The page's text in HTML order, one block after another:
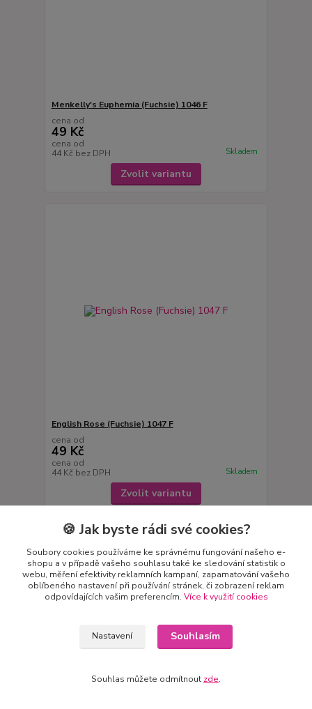
Menkelly's Euphemia (Fuchsie) 1046 F
cena od
49 Kč
cena od
44 Kč bez DPH Skladem
Zvolit variantu
English Rose (Fuchsie) 1047 F
cena od
49 Kč
cena od
44 Kč bez DPH Skladem
Zvolit variantu
🍪 Jak byste rádi své cookies?
Soubory cookies používáme ke správnému fungování našeho e-
shopu a v případě vašeho souhlasu také ke sledování statistik o
webu, měření efektivity reklamních kampaní, zapamatování vašeho
oblíbeného nastavení při používání stránek, či zobrazení reklam
odpovídajících vašim preferencím. Více k využití cookies
Nastavení Souhlasím
Souhlas můžete odmítnout zde.